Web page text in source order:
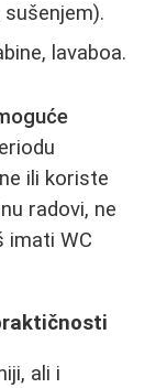
lavaboa.
ili koriste
radovi, ne
imati WC
ali i